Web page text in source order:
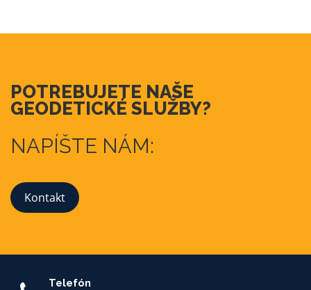
POTREBUJETE NAŠE
GEODETICKÉ SLUŽBY?
NAPÍŠTE NÁM:
Kontakt
Telefón